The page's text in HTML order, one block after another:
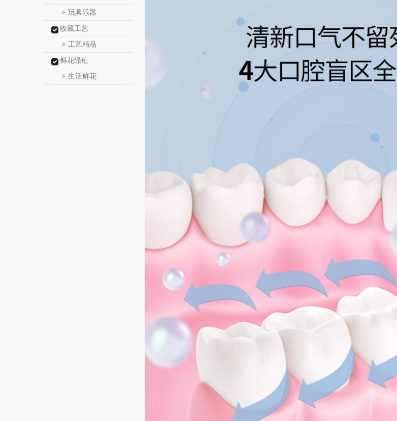
> 玩具乐器
收藏工艺
> 工艺精品
鲜花绿植
> 生活鲜花